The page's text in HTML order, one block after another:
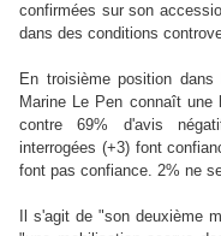
confirmées sur son
dans des conditions
En troisième position
Marine Le Pen connaît
contre 69% d'avis
interrogées (+3) font
font pas confiance. 2% ne
Il s'agit de "son deuxième